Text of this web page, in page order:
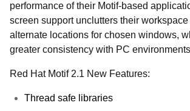
performance of their Motif-based
screen support unclutters their
alternate locations for chosen windows,
greater consistency with PC
Red Hat Motif 2.1 New Features:
Thread safe libraries